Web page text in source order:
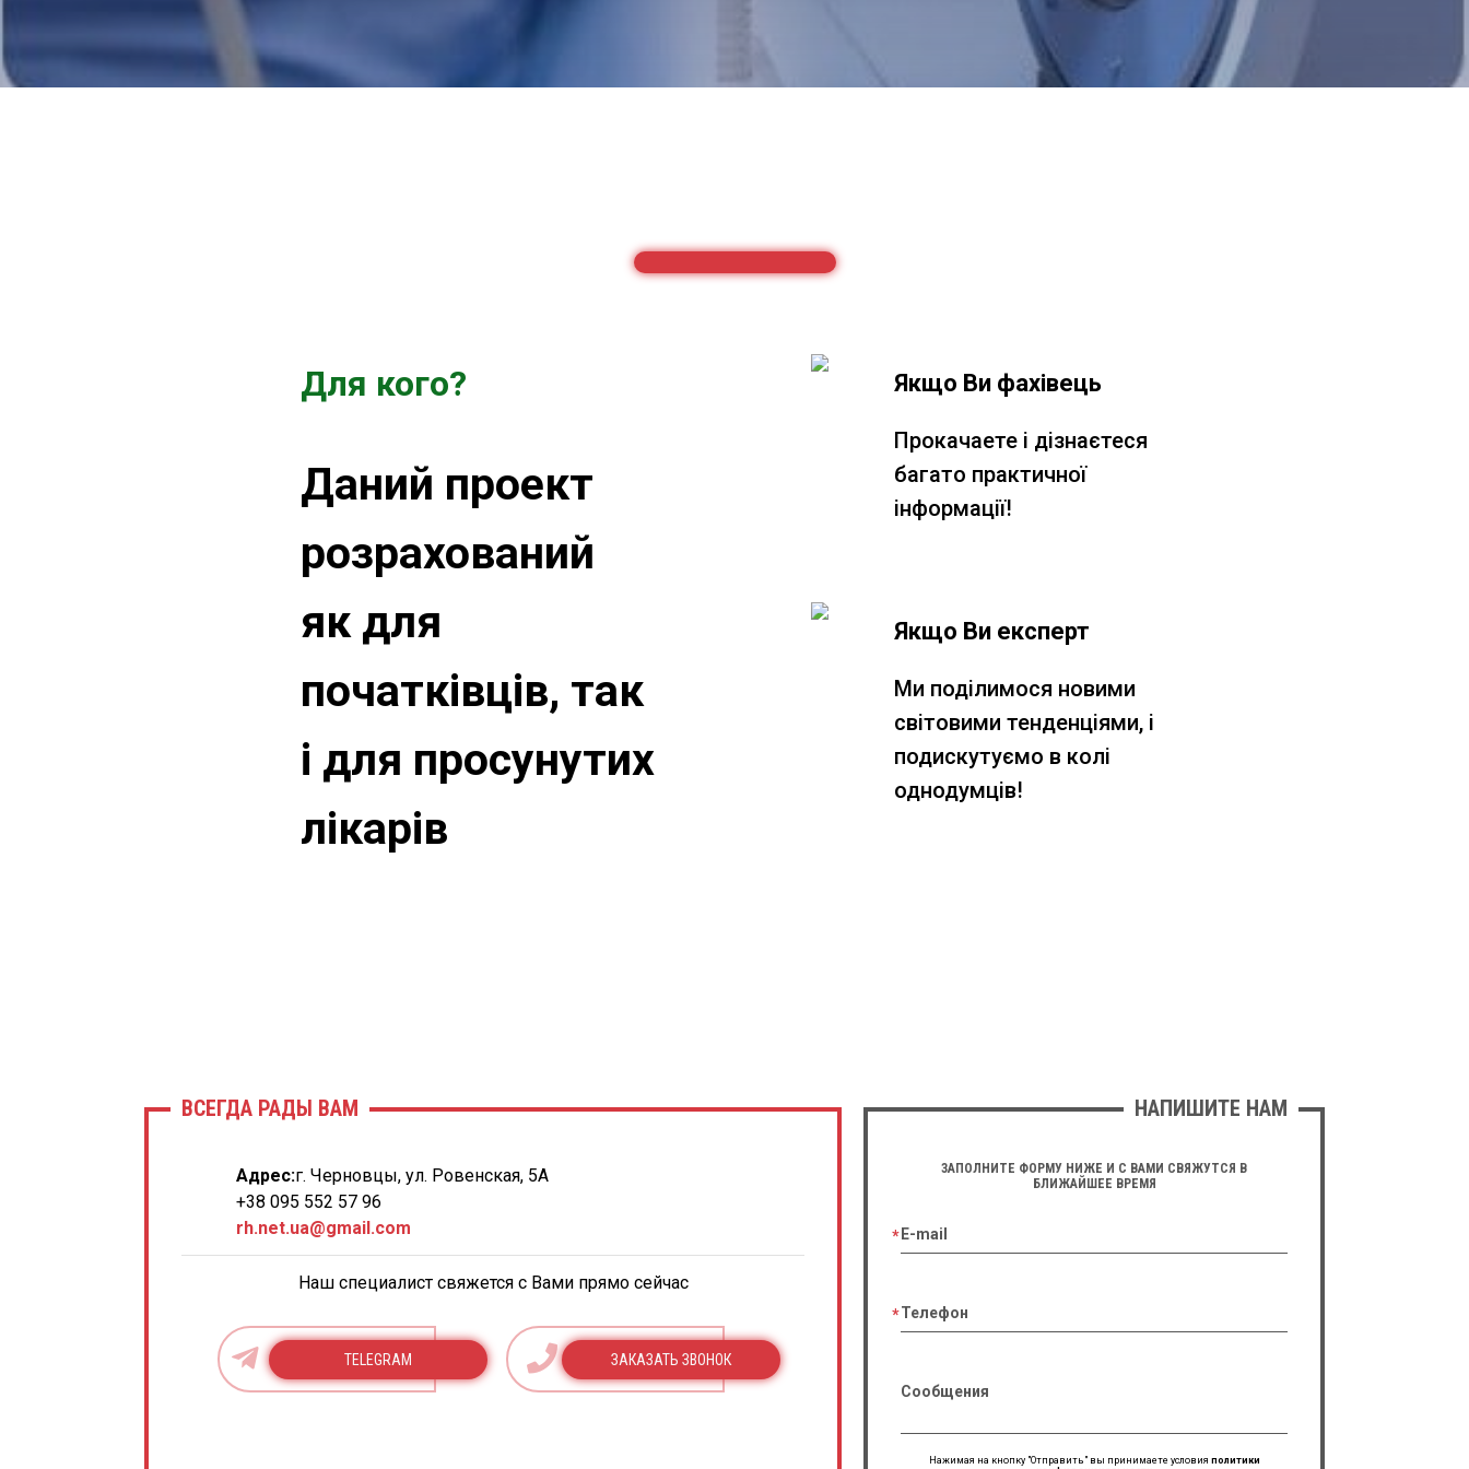
Для кого?
Даний проект
розрахований
як для
початківців, так
і для просунутих
лікарів
Якщо Ви фахівець
Прокачаете і дізнаєтеся
багато практичної
інформації!
Якщо Ви експерт
Ми поділимося новими
світовими тенденціями, і
подискутуємо в колі
однодумців!
НАПИШИТЕ НАМ
ЗАПОЛНИТЕ ФОРМУ НИЖЕ И С ВАМИ СВЯЖУТСЯ В
БЛИЖАЙШЕЕ ВРЕМЯ
E-mail
Телефон
Сообщения
Нажимая на кнопку "Отправить" вы принимаете условия политики
ВСЕГДА РАДЫ ВАМ
Адрес:г. Черновцы, ул. Ровенская, 5А
+38 095 552 57 96
rh.net.ua@gmail.com
Наш специалист свяжется с Вами прямо сейчас
TELEGRAM ЗАКАЗАТЬ ЗВОНОК